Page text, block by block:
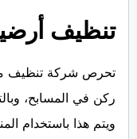
تنظيف
تحرص شركة تنظيف
ركن في المسابح،
ويتم هذا باستخدام